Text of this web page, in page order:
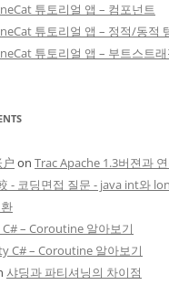
튜토리얼 앱 – 컴포넌트
튜토리얼 앱 – 정적/동적
튜토리얼 앱 – 부트스트래
on Trac Apache 1.3버젼과
- 코딩면접 질문 - java int와
– Coroutine 알아보기
C# – Coroutine 알아보기
샤딩과 파티셔닝의 차이점